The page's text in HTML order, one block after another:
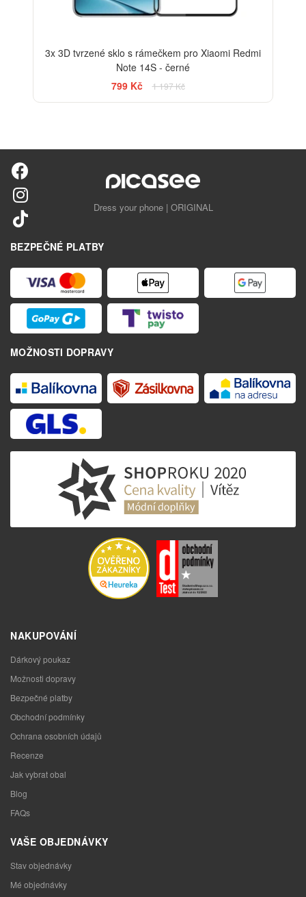
3x 3D tvrzené sklo s rámečkem pro Xiaomi Redmi
Note 14S - černé
799 Kč
1 197 Kč
Dress your phone | ORIGINAL
BEZPEČNÉ PLATBY
MOŽNOSTI DOPRAVY
NAKUPOVÁNÍ
Dárkový poukaz
Možnosti dopravy
Bezpečné platby
Obchodní podmínky
Ochrana osobních údajů
Recenze
Jak vybrat obal
Blog
FAQs
VAŠE OBJEDNÁVKY
Stav objednávky
Mé objednávky